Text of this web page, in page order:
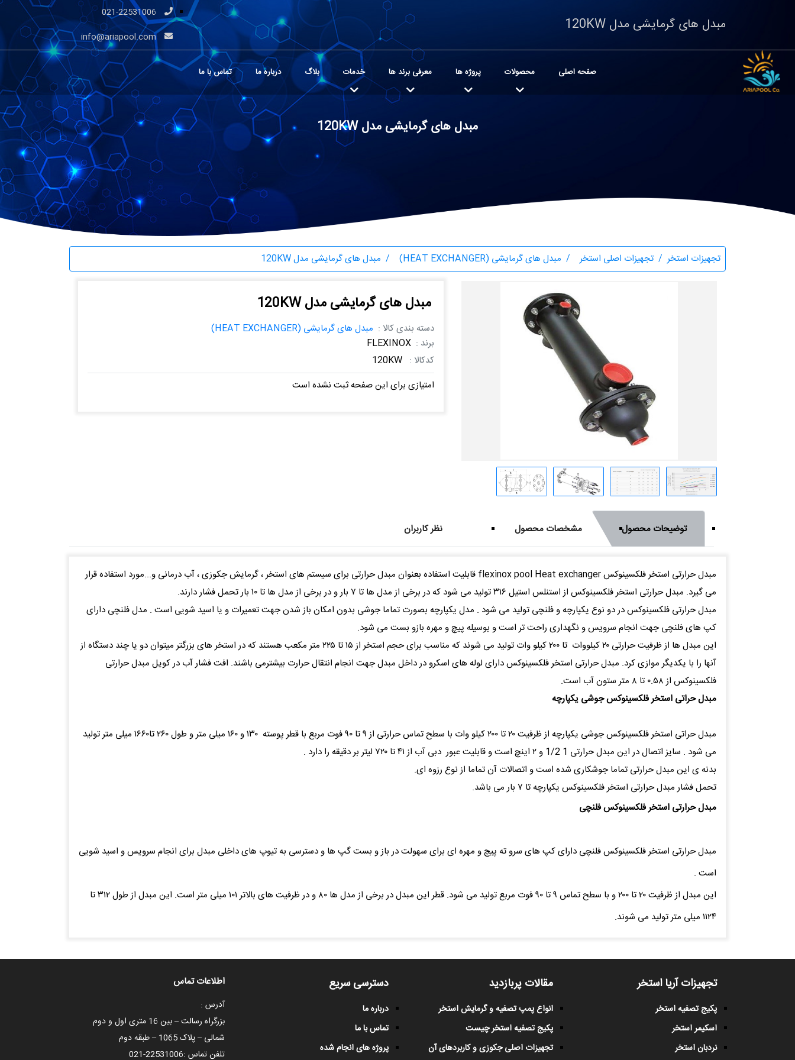
مبدل های گرمایشی مدل 120KW
info@ariapool.com
صفحه اصلی محصولات پروژه ها معرفی برند ها خدمات بلاگ درباره ما تماس با ما
مبدل های گرمایشی مدل 120KW
تجهیزات استخر تجهیزات اصلی استخر مبدل های گرمایشی (HEAT EXCHANGER) مبدل های گرمایشی مدل 120KW
مبدل های گرمایشی مدل 120KW
دسته بندی کالا : مبدل های گرمایشی (HEAT EXCHANGER)
برند : FLEXINOX
کدکالا : 120KW
امتیازی برای این صفحه ثبت نشده است
توضیحات محصول مشخصات محصول نظر کاربران
مبدل حرارتی استخر فلکسینوکس flexinox pool Heat exchanger قابلیت استفاده بعنوان مبدل حرارتی برای سیستم های استخر ، گرمایش جکوزی ، آب درمانی و...مورد استفاده قرار
می گیرد. مبدل حرارتی استخر فلکسینوکس از استنلس استیل ۳۱۶ تولید می شود که در برخی از مدل ها تا ۷ بار و در برخی از مدل ها تا ۱۰ بار تحمل فشار دارند.
مبدل حرارتی فلکسینوکس در دو نوع یکپارچه و فلنچی تولید می شود . مدل یکپارچه بصورت تماما جوشی بدون امکان باز شدن جهت تعمیرات و یا اسید شویی است . مدل فلنچی دارای
کپ های فلنچی جهت انجام سرویس و نگهداری راحت تر است و بوسیله پیچ و مهره بازو بست می شود.
این مبدل ها از ظرفیت حرارتی ۲۰ کیلووات تا ۲۰۰ کیلو وات تولید می شوند که مناسب برای حجم استخر از ۱۵ تا ۲۲۵ متر مکعب هستند که در استخر های بزرگتر میتوان دو یا چند دستگاه از
آنها را با یکدیگر موازی کرد. مبدل حرارتی استخر فلکسینوکس دارای لوله های اسکرو در داخل مبدل جهت انجام انتقال حرارت بیشترمی باشند. افت فشار آب در کویل مبدل حرارتی
فلکسینوکس از ۰.۵۸ تا ۸ متر ستون آب است.
مبدل حراتی استخر فلکسینوکس جوشی یکپارچه
مبدل حراتی استخر فلکسینوکس جوشی یکپارچه از ظرفیت ۲۰ تا ۲۰۰ کیلو وات با سطح تماس حرارتی از ۹ تا ۹۰ فوت مربع با قطر پوسته ۱۳۰ و ۱۶۰ میلی متر و طول ۲۶۰ تا۱۶۶۰ میلی متر تولید
می شود . سایز اتصال در این مبدل حرارتی 1 1/2 و ۲ اینچ است و قابلیت عبور دبی آب از ۴۱ تا ۷۲۰ لیتر بر دقیقه را دارد .
بدنه ی این مبدل حرارتی تماما جوشکاری شده است و اتصالات آن تماما از نوع رزوه ای.
تحمل فشار مبدل حرارتی استخر فلکسینوکس یکپارچه تا ۷ بار می باشد.
مبدل حرارتی استخر فلکسینوکس فلنچی
مبدل حرارتی استخر فلکسینوکس فلنچی دارای کپ های سرو ته پیچ و مهره ای برای سهولت در باز و بست گپ ها و دسترسی به تیوپ های داخلی مبدل برای انجام سرویس و اسید شویی
است .
این مبدل از ظرفیت ۲۰ تا ۲۰۰ و با سطح تماس ۹ تا ۹۰ فوت مربع تولید می شود. قطر این مبدل در برخی از مدل ها ۸۰ و در ظرفیت های بالاتر ۱۰۱ میلی متر است. این مبدل از طول ۳۱۲ تا
۱۱۲۴ میلی متر تولید می شوند.
تجهیزات آریا استخر
پکیج تصفیه استخر
اسکیمر استخر
نردبان استخر
مقالات پربازدید
انواع پمپ تصفیه و گرمایش استخر
پکیج تصفیه استخر چیست
تجهیزات اصلی جکوزی و کاربردهای آن
دسترسی سریع
درباره ما
تماس با ما
پروژه های انجام شده
اطلاعات تماس
آدرس :
بزرگراه رسالت – بین 16 متری اول و دوم
شمالی – پلاک 1065 – طبقه دوم
تلفن تماس :021-22531006